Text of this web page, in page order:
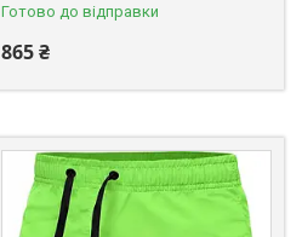
Готово до відправки
865 ₴